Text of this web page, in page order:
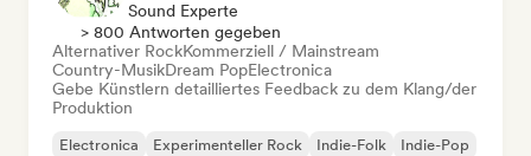
Sound Experte
> 800 Antworten gegeben
Alternativer RockKommerziell / Mainstream
Country-MusikDream PopElectronica
Gebe Künstlern detailliertes Feedback zu dem Klang/der
Produktion
Electronica Experimenteller Rock Indie-Folk
Indie-Pop